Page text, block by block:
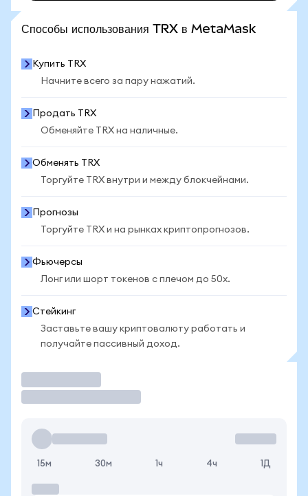
Способы использования TRX в MetaMask
Купить TRX
Начните всего за пару нажатий.
Продать TRX
Обменяйте TRX на наличные.
Обменять TRX
Торгуйте TRX внутри и между блокчейнами.
Прогнозы
Торгуйте TRX и на рынках криптопрогнозов.
Фьючерсы
Лонг или шорт токенов с плечом до 50x.
Стейкинг
Заставьте вашу криптовалюту работать и
получайте пассивный доход.
15м 30м 1ч 4ч 1Д